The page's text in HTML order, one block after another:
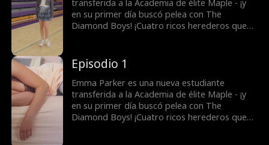
transferida a la Academia de élite Maple - ¡y
en su primer día buscó pelea con The
Diamond Boys! ¡Cuatro ricos herederos que
Pero quizá hay más de lo que se ve a simple
vista. Rowan Calloway actúa como un tirano,
¿pero en realidad es un bully despiadado? Y
August Langford continúa ayudándola. ¿Ya se
conocían? A quién elegirá Emma, ¿a su peor
enemigo o a su amigo de la infancia?
Episodio 1
Emma Parker es una nueva estudiante
transferida a la Academia de élite Maple - ¡y
en su primer día buscó pelea con The
Diamond Boys! ¡Cuatro ricos herederos que